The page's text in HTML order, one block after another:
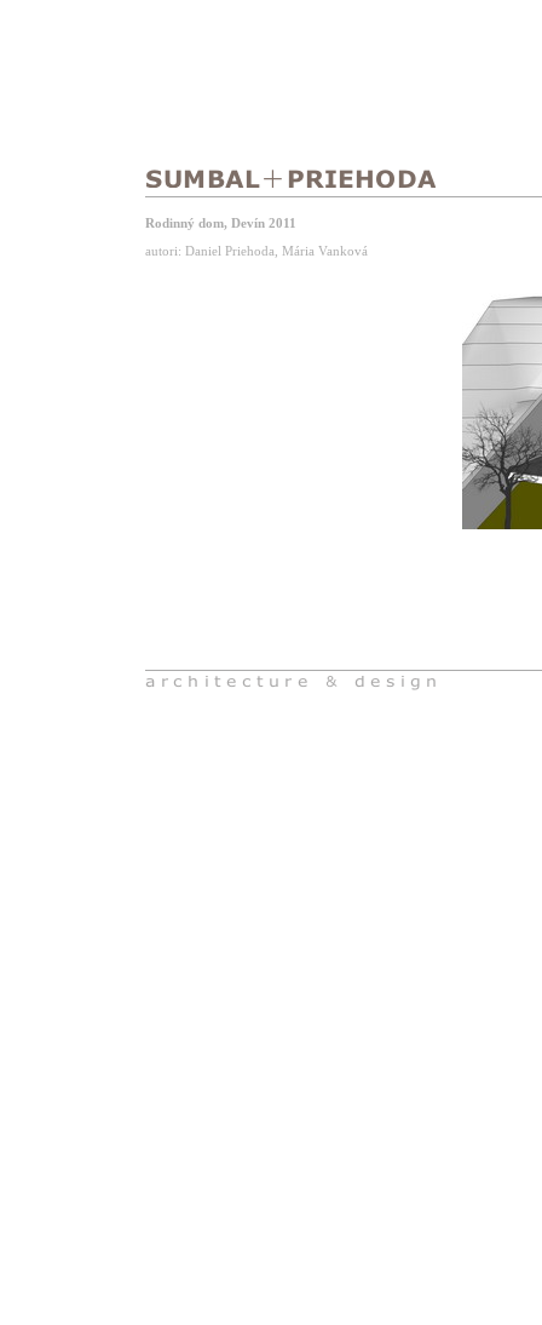
Rodinný dom, Devín 2011
autori: Daniel Priehoda, Mária Vanková